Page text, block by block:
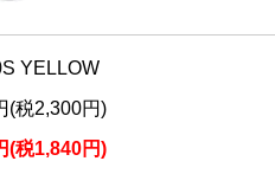
YELLOW
(税2,300円)
(税1,840円)